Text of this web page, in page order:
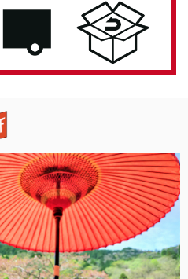
しました。 男性なのでシン
、私もとても気に入ってしま
めです。 有難うございまし
いただきありがとうござ
ありましたらよろしくお願